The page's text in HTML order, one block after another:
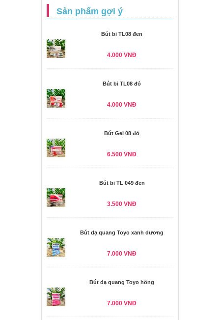
Sản phẩm gợi ý
Bút bi TL08 đen
4.000 VNĐ
Bút bi TL08 đỏ
4.000 VNĐ
Bút Gel 08 đỏ
6.500 VNĐ
Bút bi TL 049 đen
3.500 VNĐ
Bút dạ quang Toyo xanh dương
7.000 VNĐ
Bút dạ quang Toyo hồng
7.000 VNĐ